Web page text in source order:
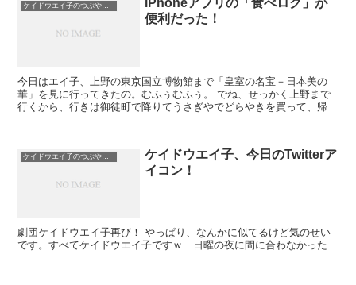
ケイドウエイ子のつぶやき日記
iPhoneアプリの「食べログ」が
便利だった！
今日はエイ子、上野の東京国立博物館まで「皇室の名宝－日本美の
華」を見に行ってきたの。むふぅむふぅ。 でね、せっかく上野まで
行くから、行きは御徒町で降りてうさぎやでどらやきを買って、帰り
ケイドウエイ子のつぶやき日記
ケイドウエイ子、今日のTwitterア
イコン！
劇団ケイドウエイ子再び！ やっぱり、なんかに似てるけど気のせい
です。すべてケイドウエイ子ですｗ 日曜の夜に間に合わなかった…